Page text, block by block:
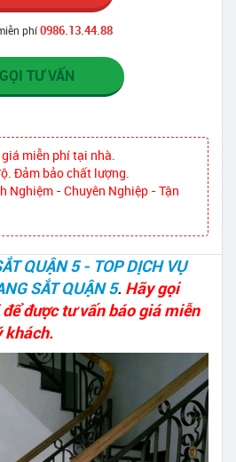
phí0986.13.44.88
GỌI TƯ VẤN
miễn phí tại nhà.
Đảm bảo chất lượng.
Nghiệm - Chuyên Nghiệp - Tận
QUẬN 5 - TOP DỊCH VỤ
SẮT QUẬN 5. Hãy gọi
được tư vấn báo giá miễn
khách.